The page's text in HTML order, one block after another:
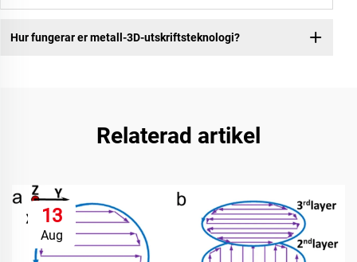
Hur fungerar er metall-3D-utskriftsteknologi?
Relaterad artikel
13
Aug